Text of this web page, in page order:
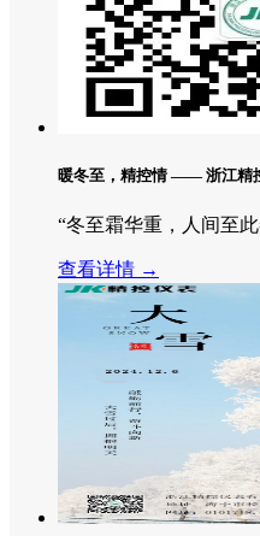
暖冬至，精控情 —— 浙江精
“冬至霜华重，人间至
查看详情 →